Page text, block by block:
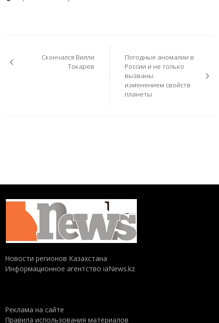
записям
Скончался Вилли
Токарев
Погодные аномалии в
России и не только
вызваны
изменением свойств
планеты
Новости регионов Казахстана
Информационное агентство iaNews.kz
Реклама на сайте
Правила использования материалов